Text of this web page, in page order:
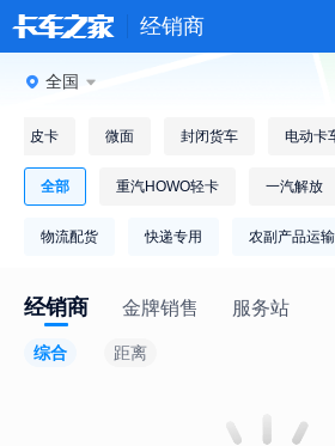
经销商
全国
皮卡 微面 封闭货车 电动卡
全部 重汽HOWO轻卡 一汽解放
物流配货 快递专用 农副产品运输
经销商 金牌销售 服务站
综合 距离